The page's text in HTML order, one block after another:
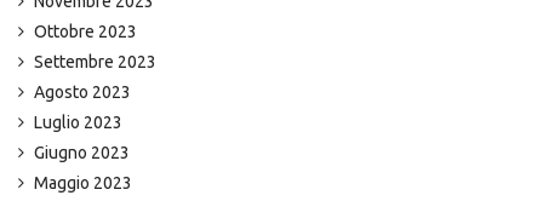
Ottobre 2023
Settembre 2023
Agosto 2023
Luglio 2023
Giugno 2023
Maggio 2023